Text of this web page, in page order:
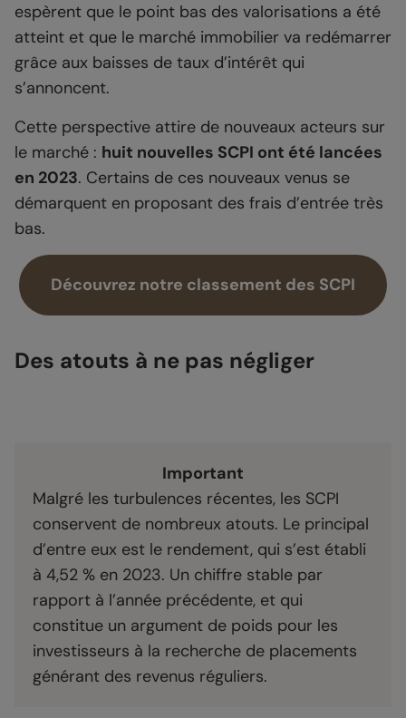
espèrent que le point bas des valorisations a été
atteint et que le marché immobilier va redémarrer
grâce aux baisses de taux d’intérêt qui
s’annoncent.
Cette perspective attire de nouveaux acteurs sur
le marché : huit nouvelles SCPI ont été lancées
en 2023. Certains de ces nouveaux venus se
démarquent en proposant des frais d’entrée très
bas.
Découvrez notre classement des SCPI
Des atouts à ne pas négliger
Important
Malgré les turbulences récentes, les SCPI
conservent de nombreux atouts. Le principal
d’entre eux est le rendement, qui s’est établi
à 4,52 % en 2023. Un chiffre stable par
rapport à l’année précédente, et qui
constitue un argument de poids pour les
investisseurs à la recherche de placements
générant des revenus réguliers.